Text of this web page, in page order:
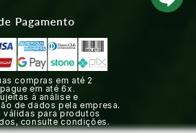
Pagamento
compras em até 2
em até 6x.
à análise e
de dados pela empresa.
válidas para produtos
consulte condições.